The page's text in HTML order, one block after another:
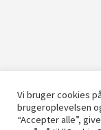
Persondatapolitik
WooCommerce.
Vi bruger cookies
brugeroplevelsen
“Accepter alle”,